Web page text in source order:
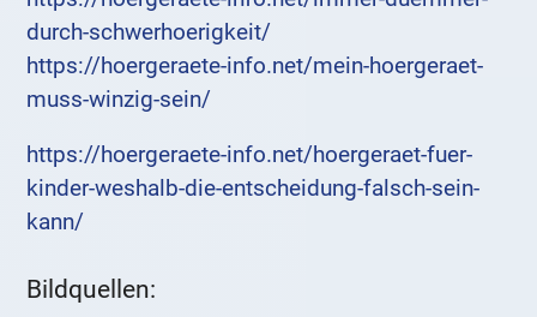
durch-schwerhoerigkeit/
https://hoergeraete-info.net/mein-hoergeraet-
muss-winzig-sein/
https://hoergeraete-info.net/hoergeraet-fuer-
kinder-weshalb-die-entscheidung-falsch-sein-
kann/
Bildquellen: